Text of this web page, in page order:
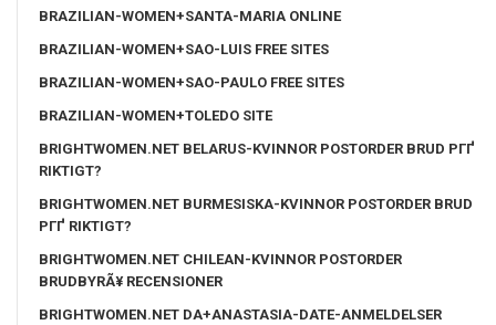
BRAZILIAN-WOMEN+SANTA-MARIA ONLINE
BRAZILIAN-WOMEN+SAO-LUIS FREE SITES
BRAZILIAN-WOMEN+SAO-PAULO FREE SITES
BRAZILIAN-WOMEN+TOLEDO SITE
BRIGHTWOMEN.NET BELARUS-KVINNOR POSTORDER BRUD PГҐ
RIKTIGT?
BRIGHTWOMEN.NET BURMESISKA-KVINNOR POSTORDER BRUD
PГҐ RIKTIGT?
BRIGHTWOMEN.NET CHILEAN-KVINNOR POSTORDER
BRUDBYRÃ¥ RECENSIONER
BRIGHTWOMEN.NET DA+ANASTASIA-DATE-ANMELDELSER